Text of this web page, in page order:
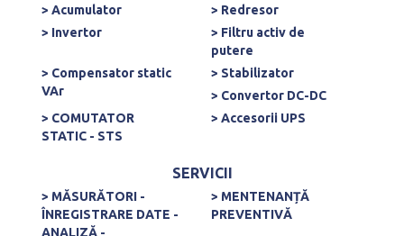
> Acumulator
> Redresor
> Invertor
> Filtru activ de
putere
> Compensator static
VAr
> Stabilizator
> Convertor DC-DC
> COMUTATOR
STATIC - STS
> Accesorii UPS
SERVICII
> MĂSURĂTORI -
ÎNREGISTRARE DATE -
ANALIZĂ -
> MENTENANȚĂ
PREVENTIVĂ